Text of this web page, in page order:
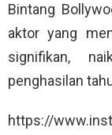
Bintang
aktor yang
signifikan,
penghasilan
https://